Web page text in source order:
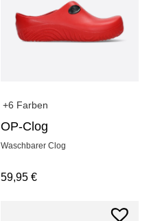
+6 Farben
OP-Clog
Waschbarer Clog
59,95€